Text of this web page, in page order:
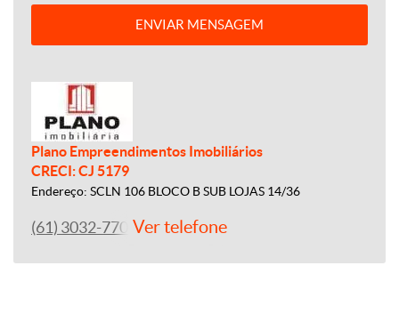
ENVIAR MENSAGEM
Plano Empreendimentos Imobiliários
CRECI: CJ 5179
Endereço: SCLN 106 BLOCO B SUB LOJAS 14/36
(61) 3032-7700Ver telefone